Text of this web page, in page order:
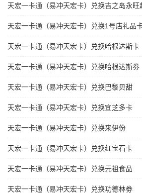
天宏一卡通（易冲天宏卡）兑换吉之岛永旺
天宏一卡通（易冲天宏卡）兑换1号店礼品
天宏一卡通（易冲天宏卡）兑换哈根达斯卡
天宏一卡通（易冲天宏卡）兑换哈根达斯劵
天宏一卡通（易冲天宏卡）兑换巴黎贝甜
天宏一卡通（易冲天宏卡）兑换宜芝多卡
天宏一卡通（易冲天宏卡）兑换来伊份
天宏一卡通（易冲天宏卡）兑换红宝石卡
天宏一卡通（易冲天宏卡）兑换元祖食品
天宏一卡通（易冲天宏卡）兑换功德林劵